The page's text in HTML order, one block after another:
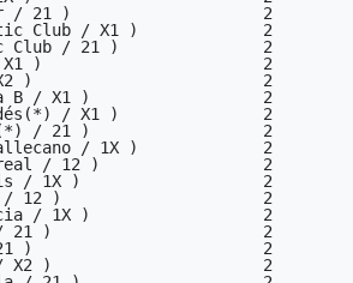
/ 21 )                    2
Club / X1 )             2
Club / 21 )               2
/ X1 )                       2
/ X2 )                        2
B / X1 )                  2
/ X1 )               2
/ 21 )                  2
/ 1X )             2
/ 12 )                 2
/ 1X )                   2
/ 12 )                     2
/ 1X )                  2
/ 21 )                      2
/ 21 )                        2
/ X2 )                      2